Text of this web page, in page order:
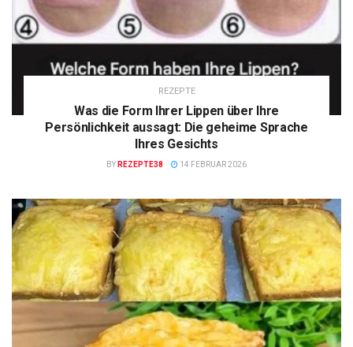
REZEPTE
Was die Form Ihrer Lippen über Ihre
Persönlichkeit aussagt: Die geheime Sprache
Ihres Gesichts
BY REZEPTE38 14 FEBRUAR 2026